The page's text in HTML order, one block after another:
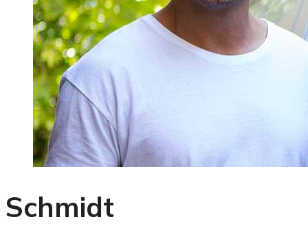
Schmidt